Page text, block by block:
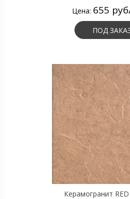
Цена: 655
ПОД
Керамогранит